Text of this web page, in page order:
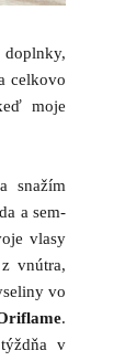
celkovo
moje
snažím
a sem-
vlasy
vnútra,
vo
.
v